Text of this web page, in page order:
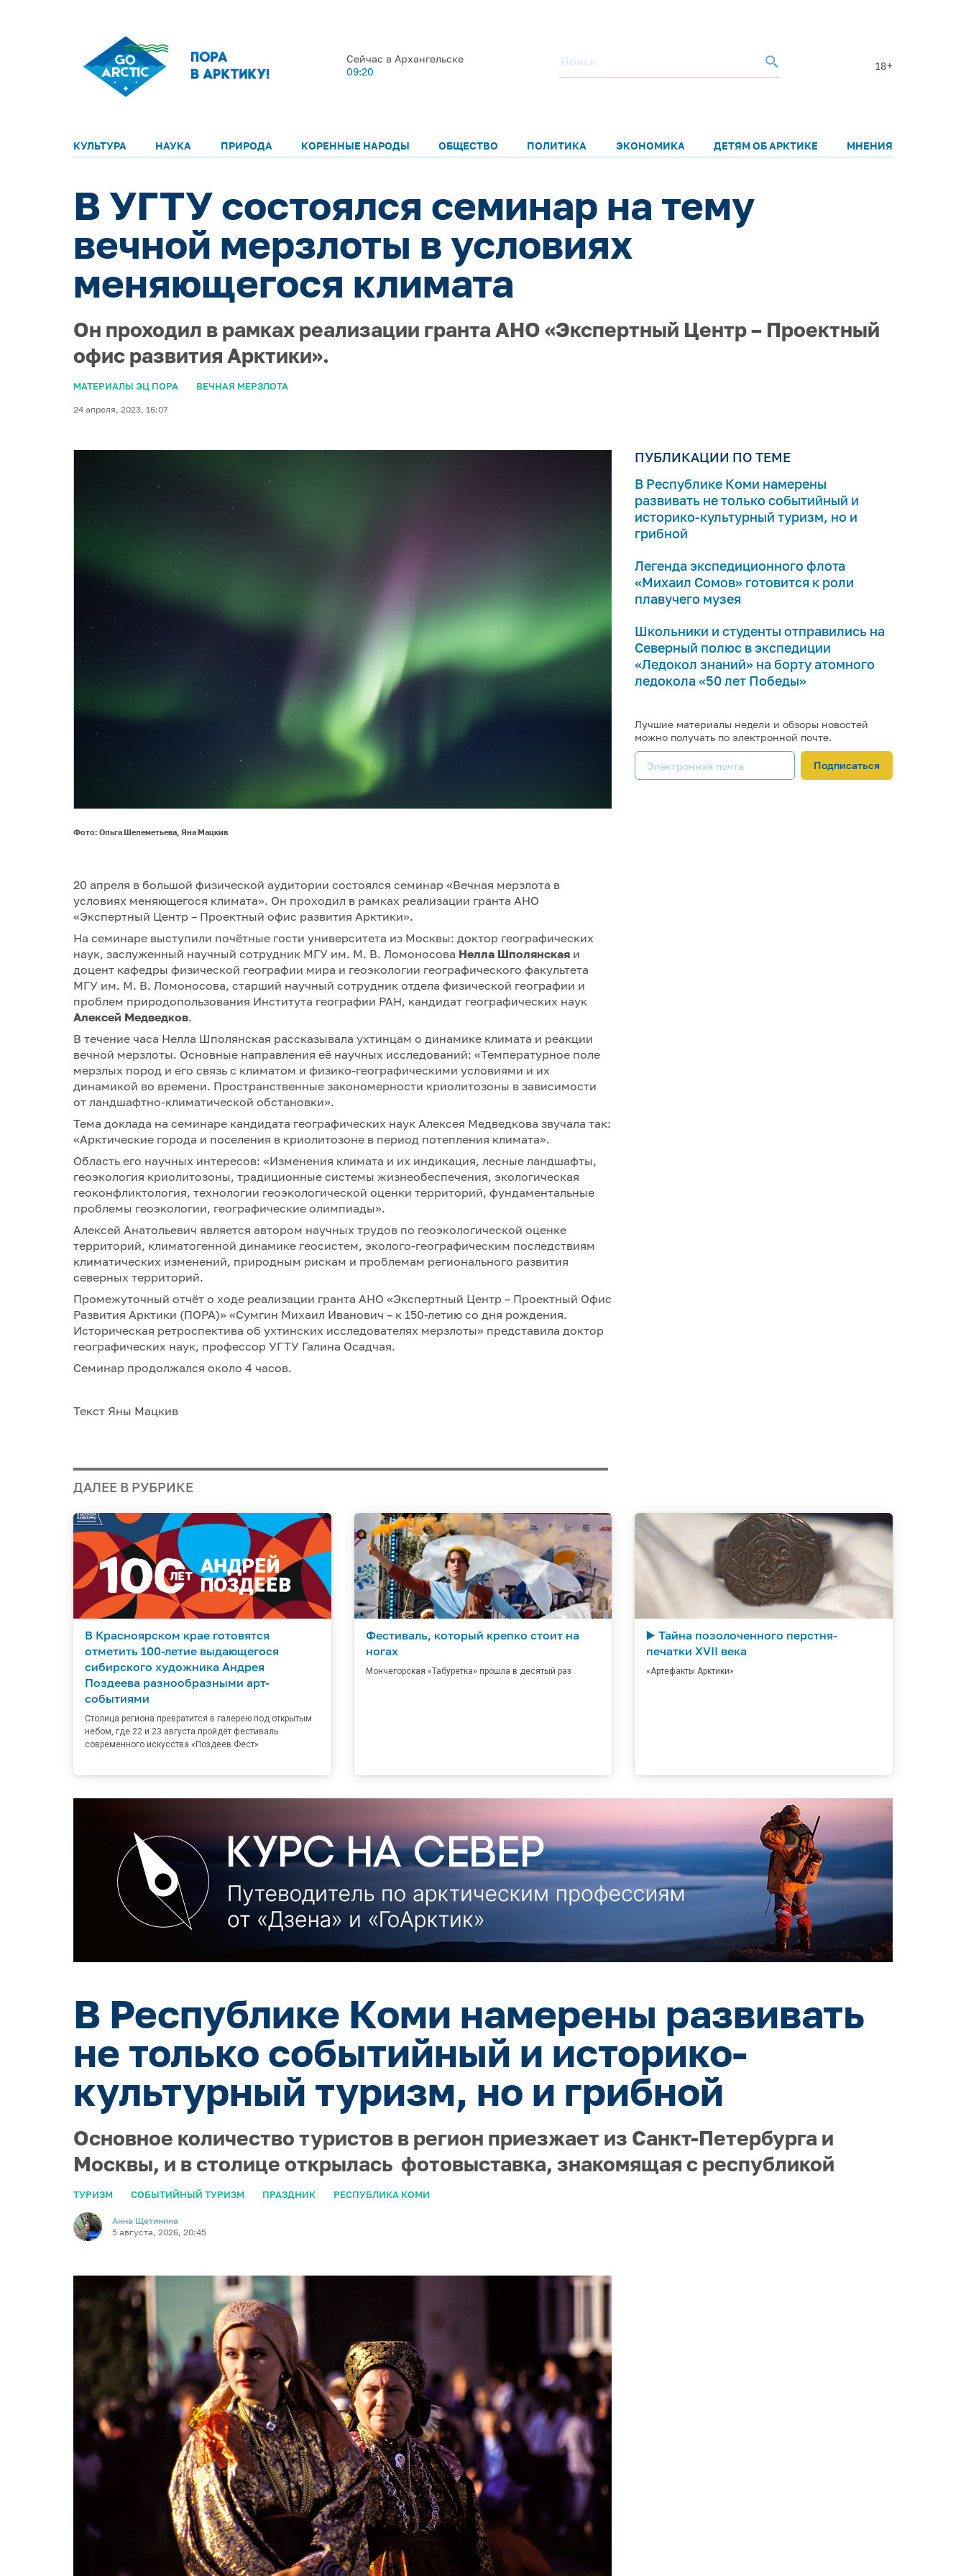
Сейчас в Архангельске
09:20
18+
КУЛЬТУРА НАУКА ПРИРОДА КОРЕННЫЕ НАРОДЫ ОБЩЕСТВО ПОЛИТИКА ЭКОНОМИКА ДЕТЯМ ОБ АРКТИКЕ МНЕНИЯ
В УГТУ состоялся семинар на тему
вечной мерзлоты в условиях
меняющегося климата
Он проходил в рамках реализации гранта АНО «Экспертный Центр – Проектный
офис развития Арктики».
МАТЕРИАЛЫ ЭЦ ПОРА ВЕЧНАЯ МЕРЗЛОТА
24 апреля, 2023, 16:07
Фото: Ольга Шелеметьева, Яна Мацкив
20 апреля в большой физической аудитории состоялся семинар «Вечная мерзлота в
условиях меняющегося климата». Он проходил в рамках реализации гранта АНО
«Экспертный Центр – Проектный офис развития Арктики».
На семинаре выступили почётные гости университета из Москвы: доктор географических
наук, заслуженный научный сотрудник МГУ им. М. В. Ломоносова Нелла Шполянская и
доцент кафедры физической географии мира и геоэкологии географического факультета
МГУ им. М. В. Ломоносова, старший научный сотрудник отдела физической географии и
проблем природопользования Института географии РАН, кандидат географических наук
Алексей Медведков.
В течение часа Нелла Шполянская рассказывала ухтинцам о динамике климата и реакции
вечной мерзлоты. Основные направления её научных исследований: «Температурное поле
мерзлых пород и его связь с климатом и физико-географическими условиями и их
динамикой во времени. Пространственные закономерности криолитозоны в зависимости
от ландшафтно-климатической обстановки».
Тема доклада на семинаре кандидата географических наук Алексея Медведкова звучала так:
«Арктические города и поселения в криолитозоне в период потепления климата».
Область его научных интересов: «Изменения климата и их индикация, лесные ландшафты,
геоэкология криолитозоны, традиционные системы жизнеобеспечения, экологическая
геоконфликтология, технологии геоэкологической оценки территорий, фундаментальные
проблемы геоэкологии, географические олимпиады».
Алексей Анатольевич является автором научных трудов по геоэкологической оценке
территорий, климатогенной динамике геосистем, эколого-географическим последствиям
климатических изменений, природным рискам и проблемам регионального развития
северных территорий.
Промежуточный отчёт о ходе реализации гранта АНО «Экспертный Центр – Проектный Офис
Развития Арктики (ПОРА)» «Сумгин Михаил Иванович – к 150-летию со дня рождения.
Историческая ретроспектива об ухтинских исследователях мерзлоты» представила доктор
географических наук, профессор УГТУ Галина Осадчая.
Семинар продолжался около 4 часов.
Текст Яны Мацкив
ПУБЛИКАЦИИ ПО ТЕМЕ
В Республике Коми намерены
развивать не только событийный и
историко-культурный туризм, но и
грибной
Легенда экспедиционного флота
«Михаил Сомов» готовится к роли
плавучего музея
Школьники и студенты отправились на
Северный полюс в экспедиции
«Ледокол знаний» на борту атомного
ледокола «50 лет Победы»
Лучшие материалы недели и обзоры новостей
можно получать по электронной почте.
Подписаться
ДАЛЕЕ В РУБРИКЕ
В Красноярском крае готовятся
отметить 100-летие выдающегося
сибирского художника Андрея
Поздеева разнообразными арт-
событиями
Столица региона превратится в галерею под открытым
небом, где 22 и 23 августа пройдёт фестиваль
современного искусства «Поздеев Фест»
Фестиваль, который крепко стоит на
ногах
Мончегорская «Табуретка» прошла в десятый раз
▶️ Тайна позолоченного перстня-
печатки XVII века
«Артефакты Арктики»
В Республике Коми намерены развивать
не только событийный и историко-
культурный туризм, но и грибной
Основное количество туристов в регион приезжает из Санкт-Петербурга и
Москвы, и в столице открылась фотовыставка, знакомящая с республикой
ТУРИЗМ СОБЫТИЙНЫЙ ТУРИЗМ ПРАЗДНИК РЕСПУБЛИКА КОМИ
Анна Щетинина
5 августа, 2026, 20:45